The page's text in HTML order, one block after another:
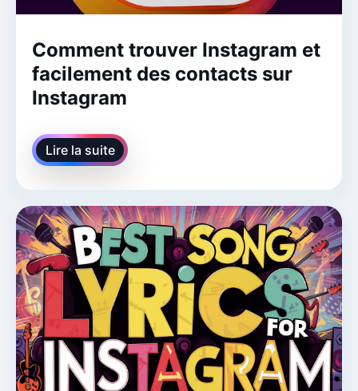
Comment trouver Instagram et
facilement des contacts sur
Instagram
Lire la suite